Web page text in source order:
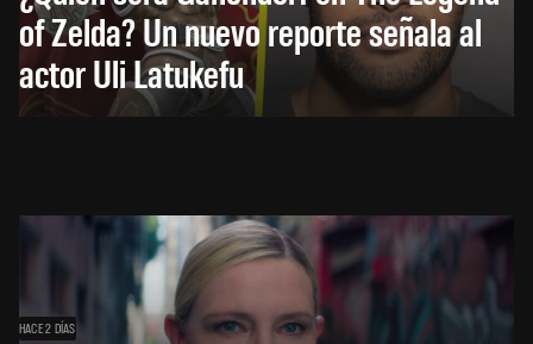
of Zelda? Un nuevo reporte señala al
actor Uli Latukefu
HACE 2 DÍAS